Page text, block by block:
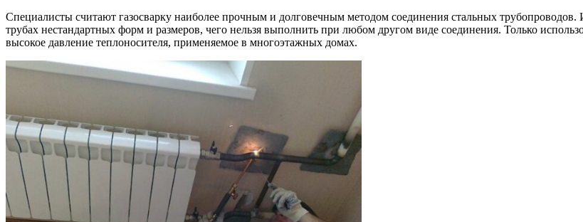
Специалисты считают газосварку наиболее прочным и долговечным методом соединения стальных
трубах нестандартных форм и размеров, чего нельзя выполнить при любом другом виде соединения. Только
высокое давление теплоносителя, применяемое в многоэтажных домах.